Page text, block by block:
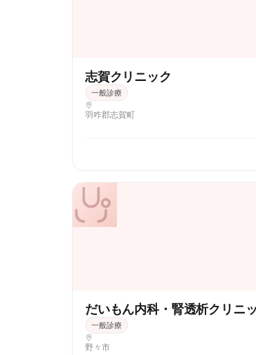
志賀クリニック
一般診療
羽咋郡志賀町
だいもん内科・腎透析クリニ
一般診療
野々市